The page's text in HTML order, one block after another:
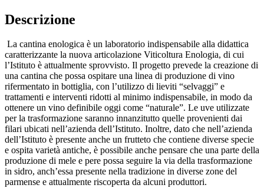
Descrizione
La cantina enologica è un laboratorio indispensabile alla didattica
caratterizzante la nuova articolazione Viticoltura Enologia, di cui
l’Istituto è attualmente sprovvisto. Il progetto prevede la creazione di
una cantina che possa ospitare una linea di produzione di vino
rifermentato in bottiglia, con l’utilizzo di lieviti “selvaggi” e
trattamenti e interventi ridotti al minimo indispensabile, in modo da
ottenere un vino definibile oggi come “naturale”. Le uve utilizzate
per la trasformazione saranno innanzitutto quelle provenienti dai
filari ubicati nell’azienda dell’Istituto. Inoltre, dato che nell’azienda
dell’Istituto è presente anche un frutteto che contiene diverse specie
e ospita varietà antiche, è possibile anche pensare che una parte della
produzione di mele e pere possa seguire la via della trasformazione
in sidro, anch’essa presente nella tradizione in diverse zone del
parmense e attualmente riscoperta da alcuni produttori.